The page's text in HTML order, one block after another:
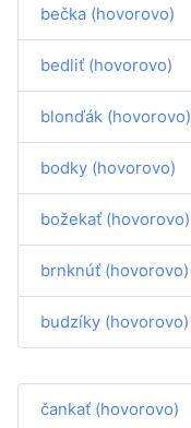
bečka (hovorovo)
bedliť (hovorovo)
blonďák (hovorovo)
bodky (hovorovo)
božekať (hovorovo)
brnknúť (hovorovo)
budzíky (hovorovo)
čankať (hovorovo)